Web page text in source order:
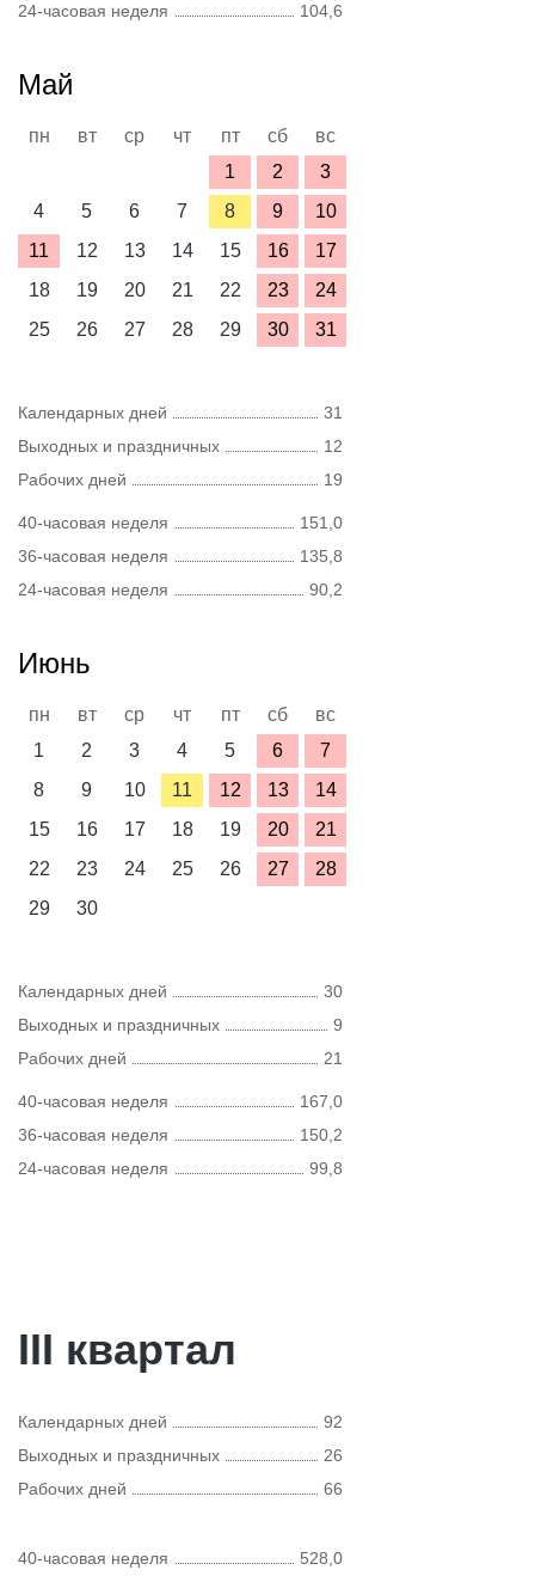
24-часовая неделя
104,6
Май
пн вт ср чт пт сб
вс
1
2
3
4
5 6 7 8 9
10
11
12 13 14 15 16
17
18
19 20 21 22 23
24
25
26 27 28 29 30 31
Календарных дней
31
Выходных и праздничных
12
Рабочих дней
19
40-часовая неделя
151,0
36-часовая неделя
135,8
24-часовая неделя
90,2
Июнь
пн вт ср чт пт сб
вс
1
2 3 4 5 6
7
8
9 10 11 12 13
14
15
16 17 18 19 20
21
22
23 24 25 26 27
28
29
30
Календарных дней
30
Выходных и праздничных
9
Рабочих дней
21
40-часовая неделя
167,0
36-часовая неделя
150,2
24-часовая неделя
99,8
III квартал
Календарных дней
92
Выходных и праздничных
26
Рабочих дней
66
40-часовая неделя 528,0